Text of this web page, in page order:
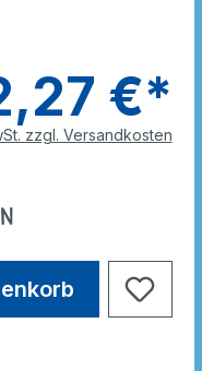
€*
zzgl. Versandkosten